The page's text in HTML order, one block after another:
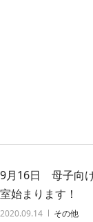
9月16日 母子向
室始まります！
2020.09.14 その他